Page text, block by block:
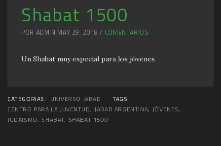
Shabat 1500
POR ADMIN MAY 29, 2018 / COMENTARIOS
Un Shabat muy especial para los jóvenes
CATEGORIAS: UNIVERSO JABAD
TAGS:
CENTRO PARA LA JUVENTUD, JABAD ARGENTINA, JÓVENES,
JUDAISMO, SHABAT, SHABAT 1500